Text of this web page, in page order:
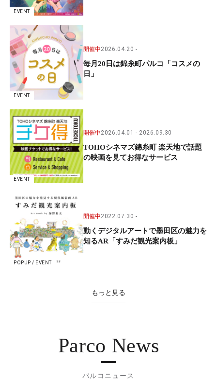
EVENT
EVENT
開催中2026.04.20
毎月20日は錦糸町パルコ「コスメの
日」
EVENT
開催中2026.04.01 2026.09.30
TOHOシネマズ錦糸町 楽天地で話題
の映画を見てお得なサービス
POPUP / EVENT
開催中2022.07.30
動くデジタルアートで墨田区の魅力を
知るAR「すみだ観光案内板」
もっと見る
Parco News
パルコニュース